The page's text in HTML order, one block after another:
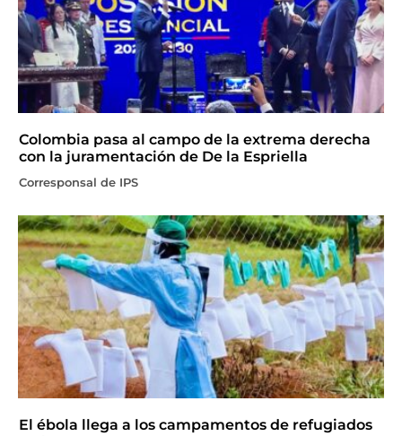
Colombia pasa al campo de la extrema derecha
con la juramentación de De la Espriella
Corresponsal de IPS
El ébola llega a los campamentos de refugiados